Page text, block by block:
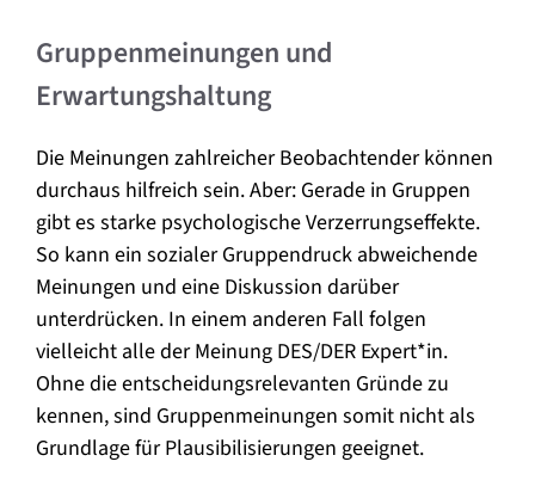
Gruppenmeinungen und
Erwartungshaltung
Die Meinungen zahlreicher Beobachtender können
durchaus hilfreich sein. Aber: Gerade in Gruppen
gibt es starke psychologische Verzerrungseffekte.
So kann ein sozialer Gruppendruck abweichende
Meinungen und eine Diskussion darüber
unterdrücken. In einem anderen Fall folgen
vielleicht alle der Meinung DES/DER Expert*in.
Ohne die entscheidungsrelevanten Gründe zu
kennen, sind Gruppenmeinungen somit nicht als
Grundlage für Plausibilisierungen geeignet.